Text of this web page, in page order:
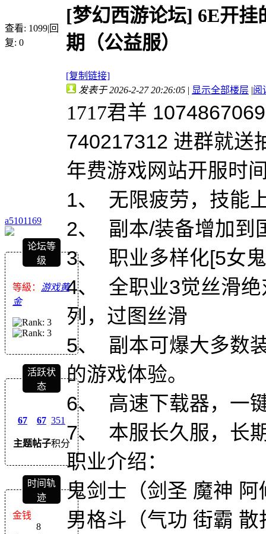
查看: 1099|回
复: 0
[梦幻西游论坛] 6E开挂
期（公益服）
[复制链接]
a5101169
论坛等
级
等級： 游戏黄
金
活跃状
态
67
主题
67
帖子
351
积分
时间轨
迹
金钱
8
发表于 2026-2-27 20:26:05 | 显示全部楼层 |阅
1717君羊
740217312 进群就送
年费游戏网站开服时
1、 无限疲劳，技能
2、 副本/装备增加到
3、 职业多样化[5女
4、 全职业3觉丝滑
列，过图丝滑
5、 副本可爆大多数
的游戏体验。
6、 高速下载器，一
7、 本服长久服，长
职业介绍：
鬼剑士（剑圣 魔神 阿
男格斗（气功 街霸 散